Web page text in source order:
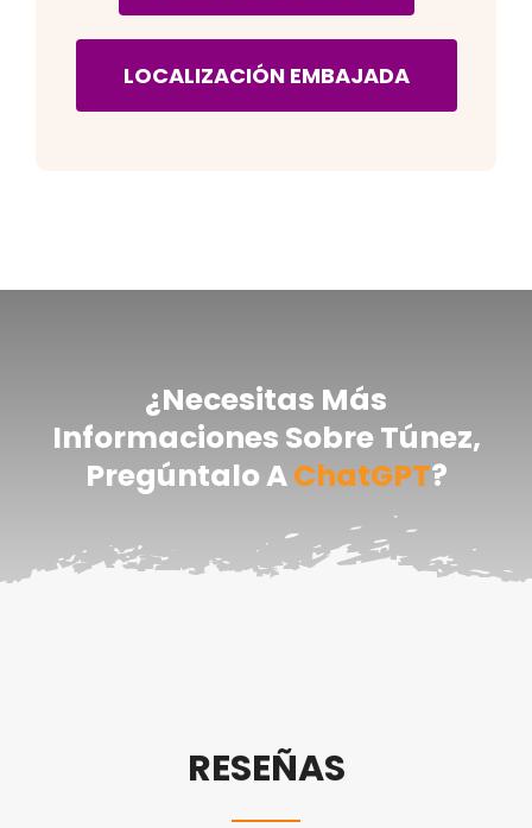
LOCALIZACIÓN EMBAJADA
¿Necesitas Más
Informaciones Sobre Túnez,
Pregúntalo AChatGPT?
RESEÑAS